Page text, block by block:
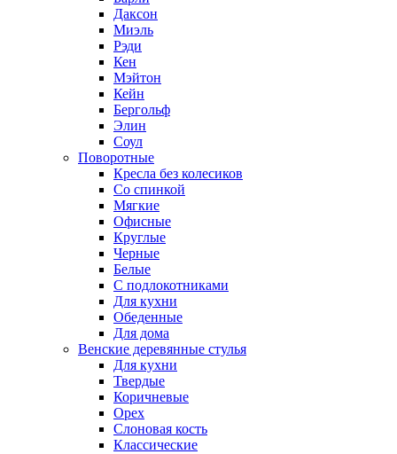
Даксон
Миэль
Рэди
Кен
Мэйтон
Кейн
Бергольф
Элин
Соул
Поворотные
Кресла без колесиков
Со спинкой
Мягкие
Офисные
Круглые
Черные
Белые
С подлокотниками
Для кухни
Обеденные
Для дома
Венские деревянные стулья
Для кухни
Твердые
Коричневые
Орех
Слоновая кость
Классические